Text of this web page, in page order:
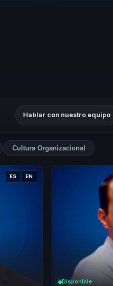
Hablar con nuestro equipo
Cultura Organizacional
ES EN
Disponible